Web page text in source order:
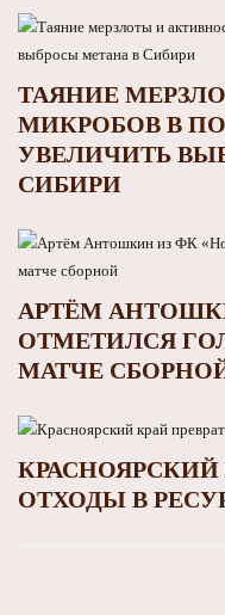
ТАЯНИЕ
МИКРОБОВ В
УВЕЛИЧИТЬ
СИБИРИ
АРТЁМ
ОТМЕТИЛСЯ
МАТЧЕ
КРАСНОЯРСКИЙ
ОТХОДЫ В